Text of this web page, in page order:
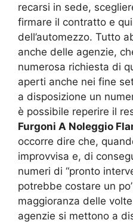
recarsi in sede,
firmare il contratto e
dell’automezzo. Tutto
anche delle agenzie,
numerosa richiesta di
aperti anche nei fine
a disposizione un
è possibile reperire il
Furgoni A Noleggio
occorre dire che,
improvvisa e, di
numeri di “pronto
potrebbe costare un
maggioranza delle
agenzie si mettono a